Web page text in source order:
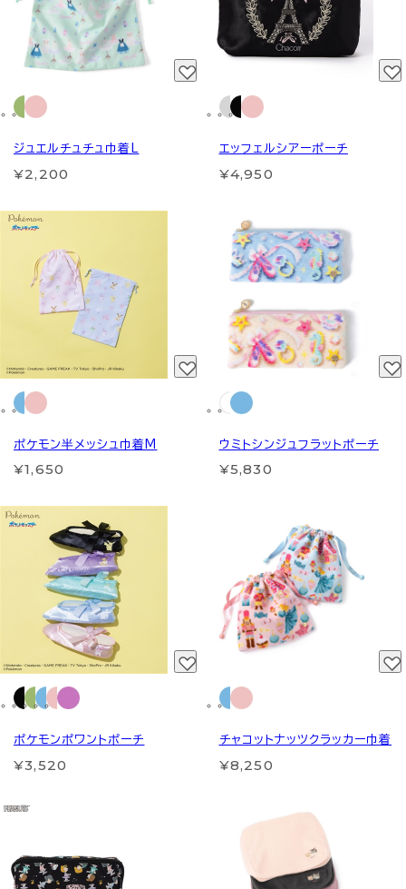
ジュエルチュチュ巾着L
¥2,200
エッフェルシアーポーチ
¥4,950
ポケモン半メッシュ巾着M
¥1,650
ウミトシンジュフラットポーチ
¥5,830
ポケモンポワントポーチ
¥3,520
チャコットナッツクラッカー巾着
¥8,250